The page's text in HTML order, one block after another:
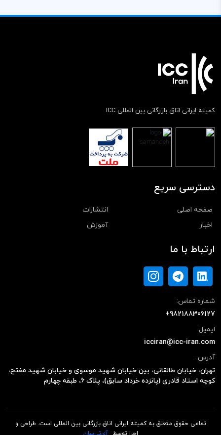
کمیته ایرانی اتاق بازرگانی بین المللی ICC
دسترسی سریع
صفحه اصلی
انتشارات
اخبار
آموزش
ارتباط با ما
شماره تماس:
+982188306127
ایمیل:
icciran@icc-iran.com
آدرس:
تهران، خیابان طالقانی، بین خیابان شهید موسوی و خیابان شهید مفتح،
کوچه استاد قادری (پانزده خرداد سابق)، پلاک ۶، طبقه چهارم
تمامی حقوق متعلق به کمیته ایرانی اتاق بازرگانی بین المللی است. طراحی و